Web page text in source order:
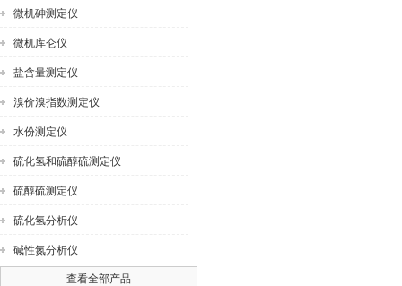
微机砷测定仪
微机库仑仪
盐含量测定仪
溴价溴指数测定仪
水份测定仪
硫化氢和硫醇硫测定仪
硫醇硫测定仪
硫化氢分析仪
碱性氮分析仪
查看全部产品